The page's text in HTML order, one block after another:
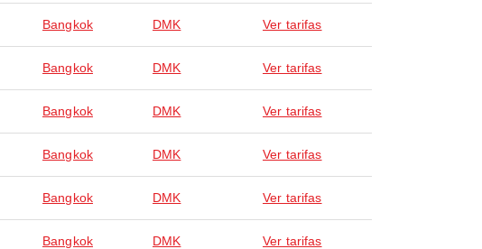
Bangkok DMK Ver tarifas
Bangkok DMK Ver tarifas
Bangkok DMK Ver tarifas
Bangkok DMK Ver tarifas
Bangkok DMK Ver tarifas
Bangkok DMK Ver tarifas